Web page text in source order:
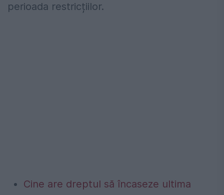
perioada restricțiilor.
Cine are dreptul să încaseze ultima